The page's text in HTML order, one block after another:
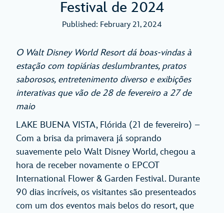
Festival de 2024
Published: February 21, 2024
O Walt Disney World Resort dá boas-vindas à
estação com topiárias deslumbrantes, pratos
saborosos, entretenimento diverso e exibições
interativas que vão de 28 de fevereiro a 27 de
maio
LAKE BUENA VISTA, Flórida (21 de fevereiro) –
Com a brisa da primavera já soprando
suavemente pelo Walt Disney World, chegou a
hora de receber novamente o EPCOT
International Flower & Garden Festival. Durante
90 dias incríveis, os visitantes são presenteados
com um dos eventos mais belos do resort, que